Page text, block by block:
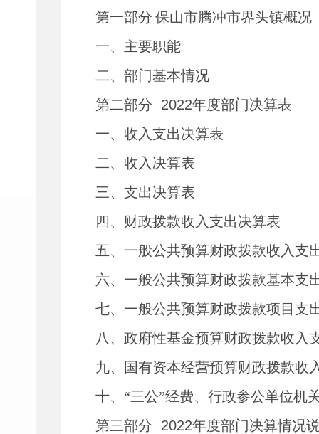
第一部分 保山市腾冲市界头镇概况
一、主要职能
二、部门基本情况
第二部分 2022年度部门决算表
一、收入支出决算表
二、收入决算表
三、支出决算表
四、财政拨款收入支出决算表
五、一般公共预算财政拨款收入支
六、一般公共预算财政拨款基本支
七、一般公共预算财政拨款项目支
八、政府性基金预算财政拨款收入
九、国有资本经营预算财政拨款收
十、 “三公”经费、行政参公单位机
第三部分 2022年度部门决算情况